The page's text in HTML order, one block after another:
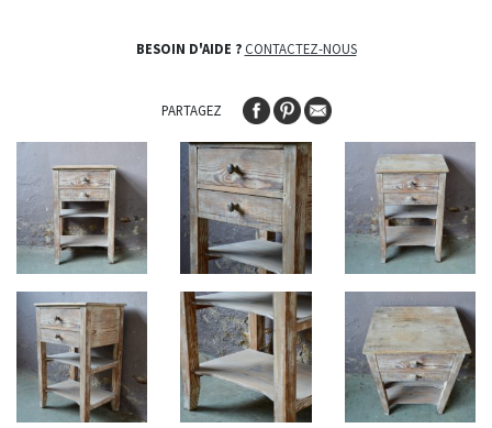
BESOIN D'AIDE ? CONTACTEZ-NOUS
PARTAGEZ